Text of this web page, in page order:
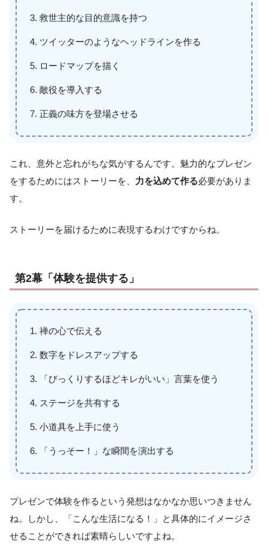
救世主的な目的意識を持つ
ツイッターのようなヘッドラインを作る
ロードマップを描く
敵役を導入する
正義の味方を登場させる
これ、意外と忘れがちな気がするんです。魅力的なプレゼン
をするためにはストーリーを、 力を込めて作る必要がありま
す。
ストーリーを届けるために表現するわけですからね。
第2幕「体験を提供する」
禅の心で伝える
数字をドレスアップする
「びっくりするほどキレがいい」言葉を使う
ステージを共有する
小道具を上手に使う
「うっそー！」な瞬間を演出する
プレゼンで体験を作るという発想はなかなか思いつきません
ね。しかし、「こんな生活になる！」と具体的にイメージさ
せることができれば素晴らしいですよね。